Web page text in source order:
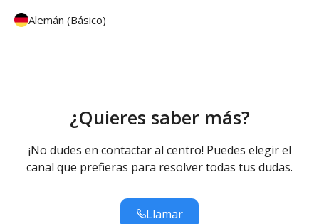
Alemán (Básico)
¿Quieres saber más?
¡No dudes en contactar al centro! Puedes elegir el
canal que prefieras para resolver todas tus dudas.
Llamar